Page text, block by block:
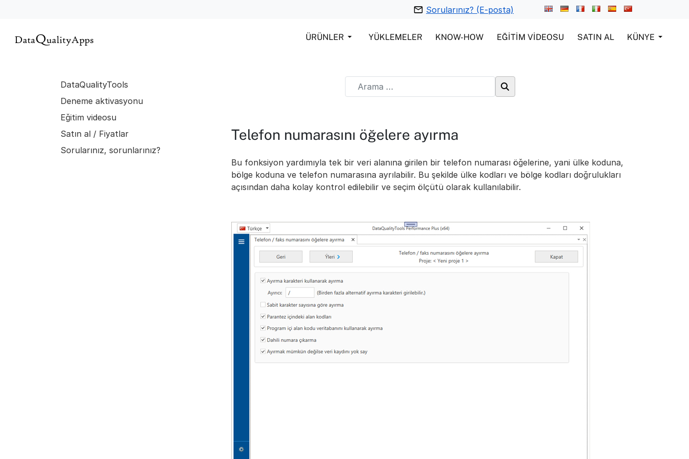
Sorularınız? (E-posta)
ÜRÜNLER YÜKLEMELER KNOW-HOW EĞITIM VIDEOSU SATIN AL KÜNYE
DataQualityTools
Deneme aktivasyonu
Eğitim videosu
Satın al / Fiyatlar
Sorularınız, sorunlarınız?
Telefon numarasını öğelere ayırma
Bu fonksiyon yardımıyla tek bir veri alanına girilen bir telefon numarası öğelerine, yani ülke koduna,
bölge koduna ve telefon numarasına ayrılabilir. Bu şekilde ülke kodları ve bölge kodları doğrulukları
açısından daha kolay kontrol edilebilir ve seçim ölçütü olarak kullanılabilir.